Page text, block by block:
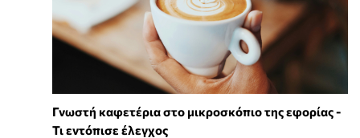
Γνωστή καφετέρια στο μικροσκόπιο της εφορίας -
Τι εντόπισε έλεγχος